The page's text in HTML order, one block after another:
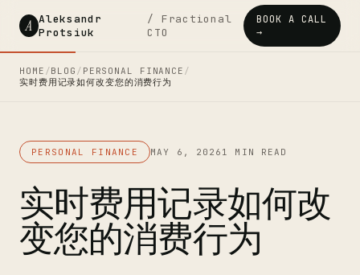
A Aleksandr
Protsiuk
/ Fractional
CTO
BOOK A CALL
→
HOME /BLOG / PERSONAL FINANCE /
实时费用记录如何改变您的消费行为
PERSONAL FINANCE MAY 6, 2026 1 MIN READ
实时费用记录如何改
变您的消费行为